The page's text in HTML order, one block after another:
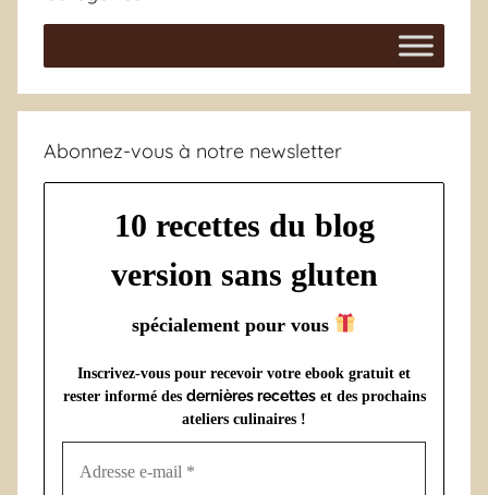
Abonnez-vous à notre newsletter
10 recettes du blog
version sans gluten
spécialement pour vous
Inscrivez-vous pour recevoir votre ebook gratuit et
rester informé des dernières recettes et des prochains
ateliers culinaires !